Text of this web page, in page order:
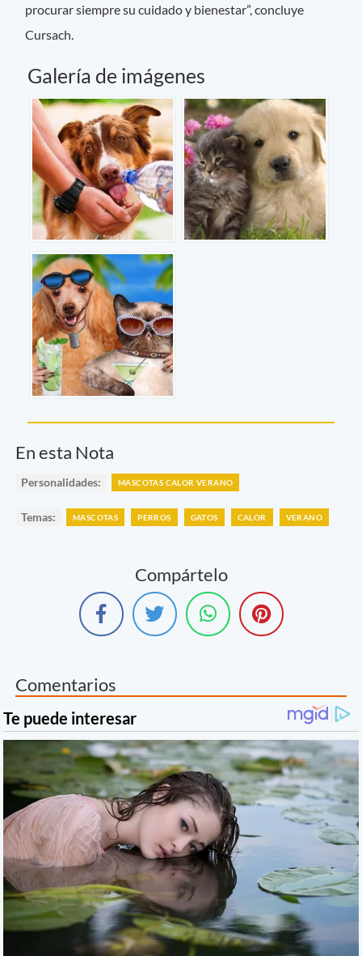
procurar siempre su cuidado y bienestar”, concluye
Cursach.
Galería de imágenes
En esta Nota
Personalidades: MASCOTAS CALOR VERANO
Temas: MASCOTAS PERROS GATOS CALOR VERANO
Compártelo
Comentarios